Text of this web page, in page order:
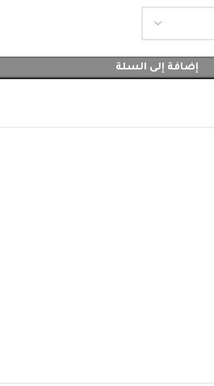
إضافة إلى السلة